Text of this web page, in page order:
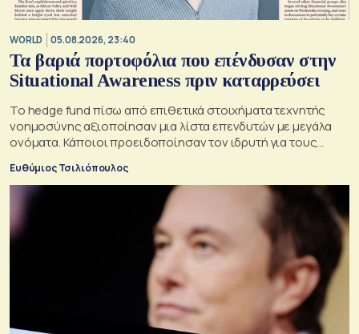
WORLD 05.08.2026, 23:40
Τα βαριά πορτοφόλια που επένδυσαν στην
Situational Awareness πριν καταρρεύσει
Το hedge fund πίσω από επιθετικά στοιχήματα τεχνητής
νοημοσύνης αξιοποίησαν μια λίστα επενδυτών με μεγάλα
ονόματα. Κάποιοι προειδοποίησαν τον ιδρυτή για τους
Ευθύμιος Τσιλιόπουλος